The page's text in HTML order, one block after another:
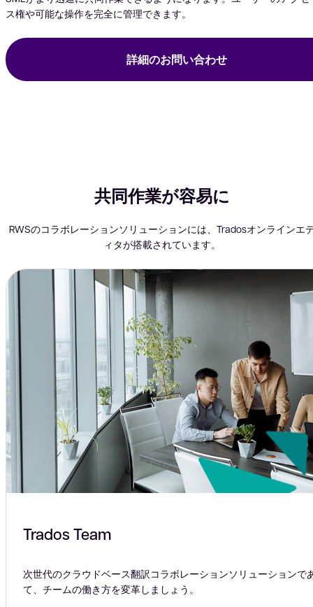
ス権や可能な操作を完全に管理できます。
詳細のお問い合わせ
共同作業が容易に
RWSのコラボレーションソリューションには、Tradosオンラインエ
ィタが搭載されています。
Trados Team
次世代のクラウドベース翻訳コラボレーションソリューションで
て、チームの働き方を変革しましょう。